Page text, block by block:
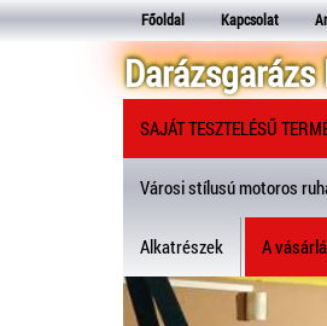
Főoldal Kapcsolat
SAJÁT TESZTELÉSŰ
Városi stílusú motoros
Alkatrészek A